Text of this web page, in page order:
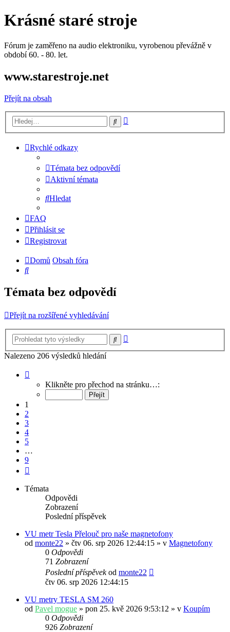
Krásné staré stroje
Fórum je zaměřeno na audio elektroniku, vyrobenou převážně v
období 60. - 80. let.
www.starestroje.net
Přejít na obsah
Hledat
Rychlé odkazy
Témata bez odpovědí
Aktivní témata
Hledat
FAQ
Přihlásit se
Registrovat
Domů Obsah fóra
Hledat
Témata bez odpovědí
Přejít na rozšířené vyhledávání
Hledat
Nalezeno 206 výsledků hledání
Klikněte pro přechod na stránku…:
1
2
3
4
5
…
9
Témata
Odpovědi
Zobrazení
Poslední příspěvek
VU metr Tesla Přelouč pro naše magnetofony
od monte22 » čtv 06. srp 2026 12:44:15 » v Magnetofony
0 Odpovědi
71 Zobrazení
Poslední příspěvekod monte22
čtv 06. srp 2026 12:44:15
VU metry TESLA SM 260
od Pavel mogue » pon 25. kvě 2026 9:53:12 » v Koupím
0 Odpovědi
926 Zobrazení